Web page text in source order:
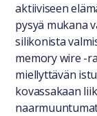
aktiiviseen
pysyä mukana
silikonista
memory wire -
miellyttävän
kovassakaan